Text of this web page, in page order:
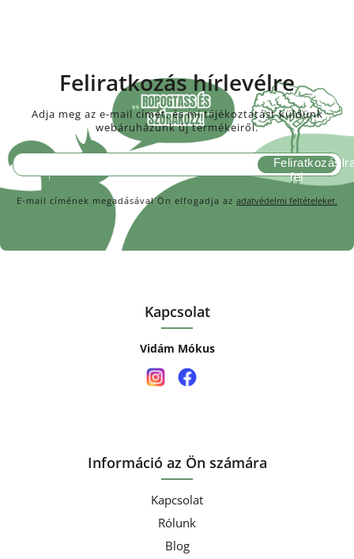
Kapcsolat
Vidám Mókus
Információ az Ön számára
Kapcsolat
Rólunk
Blog
Feliratkozás hírlevélre
Adja meg az e-mail címét, és mi tájékoztatást küldünk
webáruházunk új termékeiről.
E-mail címének megadásával Ön elfogadja az adatvédelmi feltételeket.
Feliratkozás